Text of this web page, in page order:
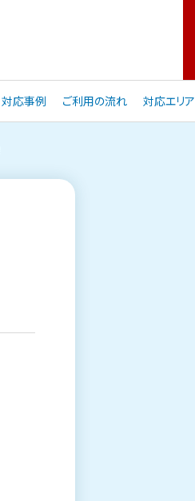
対応事例 ご利用の流れ 対応エリア